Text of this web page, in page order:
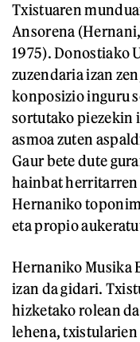
Txistuaren
Ansorena
1975). Donostiako
zuzendaria izan
konposizio inguru
sortutako piezekin
asmoa zuten
Gaur bete dute
hainbat
Hernaniko
eta propio
Hernaniko Musika
izan da gidari.
hizketako rolean
lehena,